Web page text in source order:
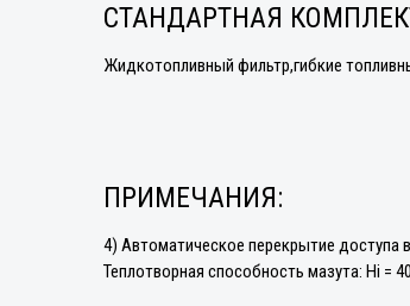
СТАНДАРТНАЯ
Жидкотопливный фильтр,гибкие
ПРИМЕЧАНИЯ:
4) Автоматическое перекрытие доступа
Теплотворная способность мазута: Hi =